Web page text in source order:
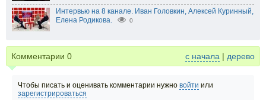
Интервью на 8 канале. Иван Головкин, Алексей Куринный,
Елена Родикова.
0
Комментарии 0 с начала | дерево
Чтобы писать и оценивать комментарии нужно войти или
зарегистрироваться